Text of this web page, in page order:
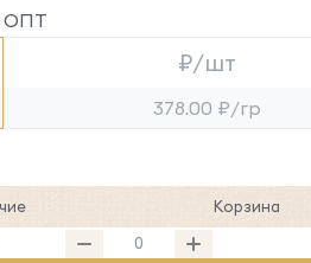
ОПТ
₽/шт
378.00 ₽/гр
Корзина